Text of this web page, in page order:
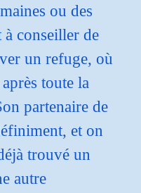
ou des
conseiller de
un refuge, où
toute la
partenaire de
et on
trouvé un
autre